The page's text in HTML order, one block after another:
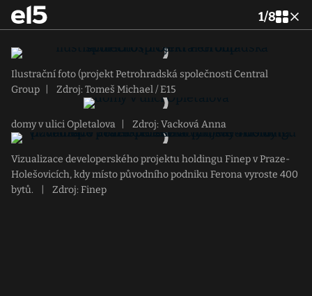
1/8
Ilustrační foto (projekt Petrohradská společnosti Central
Group
Zdroj: Tomeš Michael / E15
domy v ulici Opletalova Zdroj: Vacková Anna
Vizualizace developerského projektu holdingu Finep v Praze-
Holešovicích, kdy místo původního podniku Ferona vyroste 400
bytů.
Zdroj: Finep